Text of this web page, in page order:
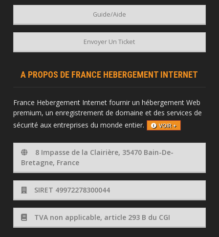
Envoyer Un Ticket
Guide/Aide
A PROPOS DE FRANCE HEBERGEMENT INTERNET
France Hebergement Internet fournir un hébergement Web
premium, un enregistrement de domaine et des services de
sécurité aux entreprises du monde entier.
VOIR +
8 Impasse de la Clairière, 35470 Bain-De-
Bretagne, France
SIRET 49972278300044
TVA non applicable, article 293 B du CGI